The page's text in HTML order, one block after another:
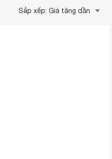
Sắp xếp: Giá tăng dần